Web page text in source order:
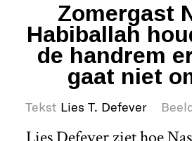
Zomergast
Habiballah
de handrem
gaat niet
Tekst Lies T. Defever